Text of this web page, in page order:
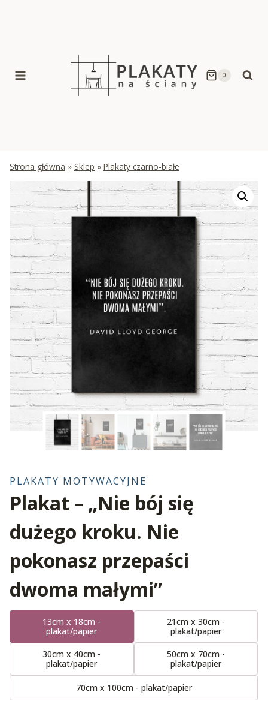
0
Strona główna » Sklep » Plakaty czarno-białe
PLAKATY MOTYWACYJNE
Plakat – „Nie bój się
dużego kroku. Nie
pokonasz przepaści
dwoma małymi”
13cm x 18cm -
plakat/papier
21cm x 30cm -
plakat/papier
30cm x 40cm -
plakat/papier
50cm x 70cm -
plakat/papier
70cm x 100cm - plakat/papier